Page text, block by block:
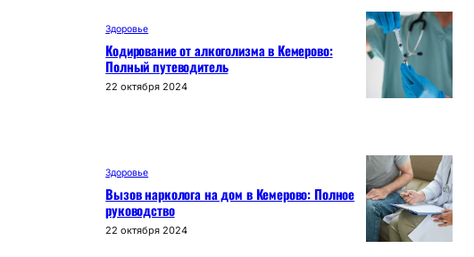
Здоровье
Кодирование от алкоголизма в Кемерово:
Полный путеводитель
22 октября 2024
Здоровье
Вызов нарколога на дом в Кемерово: Полное
руководство
22 октября 2024